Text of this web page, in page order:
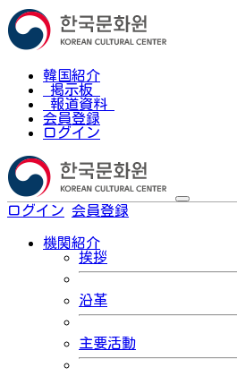
韓国紹介
掲示板
報道資料
会員登録
ログイン
ログイン 会員登録
機関紹介
挨拶
沿革
主要活動